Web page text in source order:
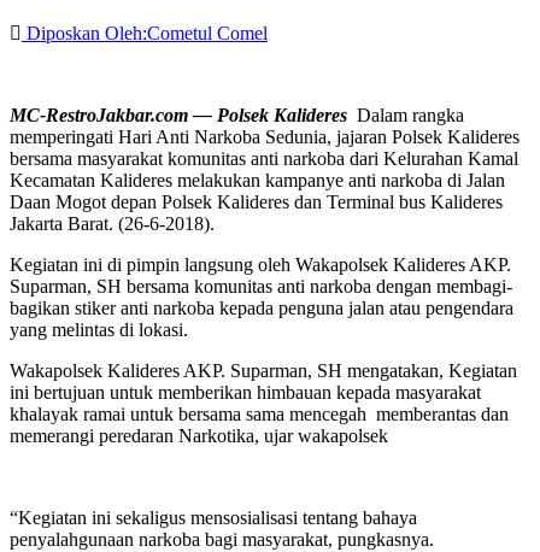
Diposkan Oleh:Cometul Comel
MC-RestroJakbar.com — Polsek Kalideres Dalam rangka
memperingati Hari Anti Narkoba Sedunia, jajaran Polsek Kalideres
bersama masyarakat komunitas anti narkoba dari Kelurahan Kamal
Kecamatan Kalideres melakukan kampanye anti narkoba di Jalan
Daan Mogot depan Polsek Kalideres dan Terminal bus Kalideres
Jakarta Barat. (26-6-2018).
Kegiatan ini di pimpin langsung oleh Wakapolsek Kalideres AKP.
Suparman, SH bersama komunitas anti narkoba dengan membagi-
bagikan stiker anti narkoba kepada penguna jalan atau pengendara
yang melintas di lokasi.
Wakapolsek Kalideres AKP. Suparman, SH mengatakan, Kegiatan
ini bertujuan untuk memberikan himbauan kepada masyarakat
khalayak ramai untuk bersama sama mencegah memberantas dan
memerangi peredaran Narkotika, ujar wakapolsek
“Kegiatan ini sekaligus mensosialisasi tentang bahaya
penyalahgunaan narkoba bagi masyarakat, pungkasnya.